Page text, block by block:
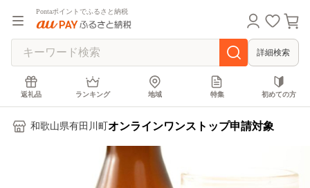
Pontaポイントでふるさと納税
詳細検索
返礼品 ランキング 地域 特集 初めての方
和歌山県有田川町 オンラインワンストップ申請対象